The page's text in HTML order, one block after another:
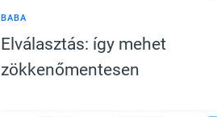
BABA
Elválasztás: így mehet
zökkenőmentesen